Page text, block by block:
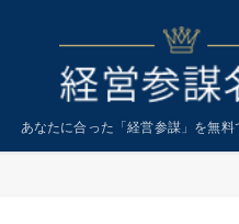
あなたに合った「経営参謀」を無料